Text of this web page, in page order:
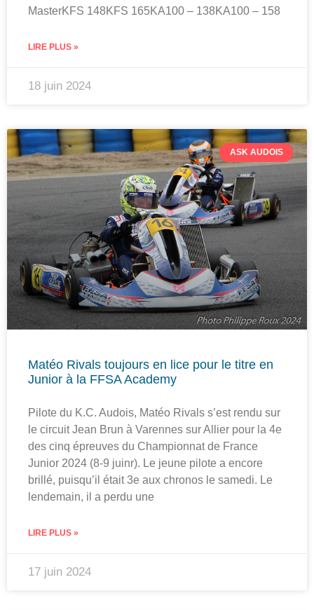
MasterKFS 148KFS 165KA100 – 138KA100 – 158
LIRE PLUS »
18 juin 2024
ASK AUDOIS
Matéo Rivals toujours en lice pour le titre en
Junior à la FFSA Academy
Pilote du K.C. Audois, Matéo Rivals s’est rendu sur
le circuit Jean Brun à Varennes sur Allier pour la 4e
des cinq épreuves du Championnat de France
Junior 2024 (8-9 juinr). Le jeune pilote a encore
brillé, puisqu’il était 3e aux chronos le samedi. Le
lendemain, il a perdu une
LIRE PLUS »
17 juin 2024